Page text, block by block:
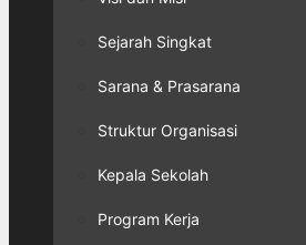
Sejarah Singkat
Sarana & Prasarana
Struktur Organisasi
Kepala Sekolah
Program Kerja